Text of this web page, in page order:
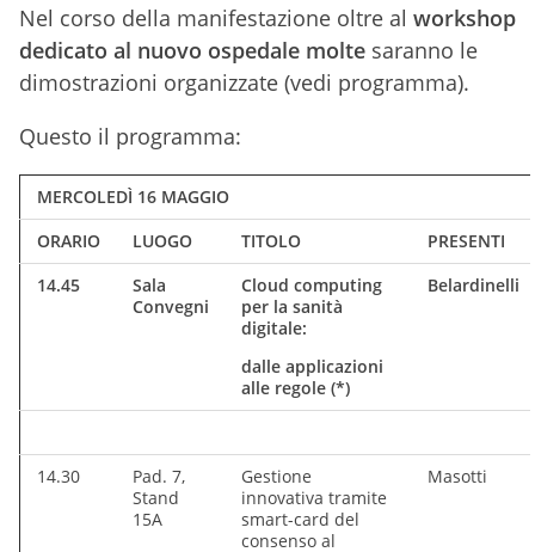
Nel corso della manifestazione oltre al workshop
dedicato al nuovo ospedale molte saranno le
dimostrazioni organizzate (vedi programma).
Questo il programma:
MERCOLEDÌ 16 MAGGIO
ORARIO
LUOGO TITOLO
PRESENTI
14.45
Sala
Convegni
Cloud computing
per la sanità
digitale:
dalle applicazioni
alle regole (*)
Belardinelli
14.30
Pad. 7,
Stand
15A
Gestione
innovativa tramite
smart-card del
consenso al
Masotti